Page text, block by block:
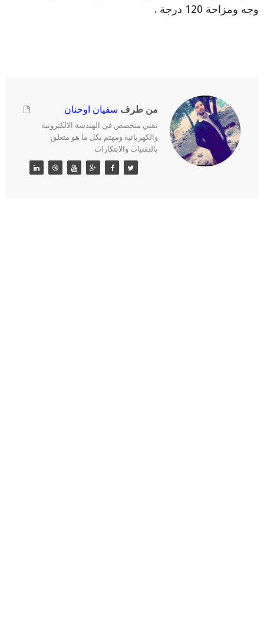
وجه ومزاحة 120 درجة .
من طرف سفيان اوحنان
تقني متخصص في الهندسة الالكترونية
والكهربائية ومهتم بكل ما هو متعلق
بالتقنيات والابتكارات